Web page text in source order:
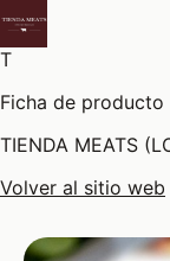
T
Ficha de producto
TIENDA MEATS
Volver al sitio web